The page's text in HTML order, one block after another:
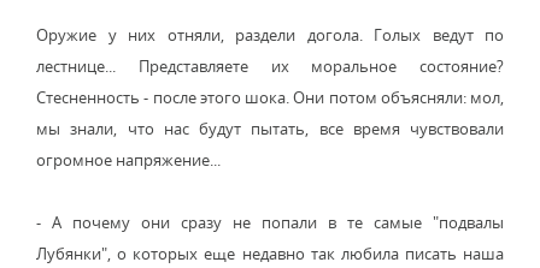
Оружие у них отняли, раздели догола. Голых ведут по
лестнице... Представляете их моральное состояние?
Стесненность - после этого шока. Они потом объясняли: мол,
мы знали, что нас будут пытать, все время чувствовали
огромное напряжение...
- А почему они сразу не попали в те самые "подвалы
Лубянки", о которых еще недавно так любила писать наша